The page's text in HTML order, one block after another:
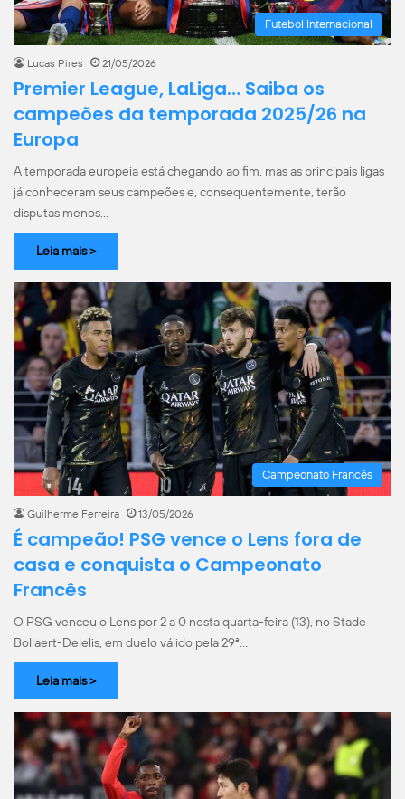
Futebol Internacional
Lucas Pires 21/05/2026
Premier League, LaLiga… Saiba os
campeões da temporada 2025/26 na
Europa
A temporada europeia está chegando ao fim, mas as principais ligas
já conheceram seus campeões e, consequentemente, terão
disputas menos…
Leia mais >
Campeonato Francês
Guilherme Ferreira 13/05/2026
É campeão! PSG vence o Lens fora de
casa e conquista o Campeonato
Francês
O PSG venceu o Lens por 2 a 0 nesta quarta-feira (13), no Stade
Bollaert-Delelis, em duelo válido pela 29ª…
Leia mais >